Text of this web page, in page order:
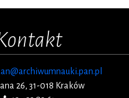
26, 31-018 Kraków